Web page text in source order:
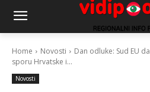
Home Novosti
Dan odluke: Sud EU
sporu Hrvatske i...
Novosti